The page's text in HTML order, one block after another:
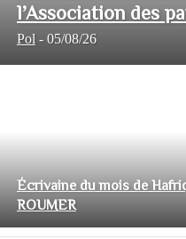
l’Association des
Pol - 05/08/26
Écrivaine du mois de
ROUMER